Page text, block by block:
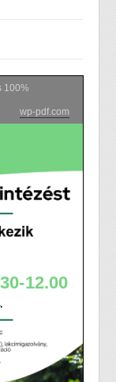
100%
wp-pdf.com